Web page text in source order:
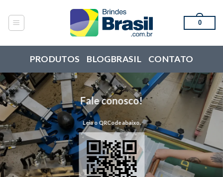
content
0
PRODUTOS BLOGBRASIL CONTATO
Fale conosco!
Leia o QRCode abaixo.